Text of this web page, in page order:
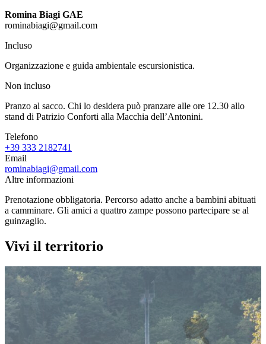
Romina Biagi GAE
rominabiagi@gmail.com
Incluso
Organizzazione e guida ambientale escursionistica.
Non incluso
Pranzo al sacco. Chi lo desidera può pranzare alle ore 12.30 allo
stand di Patrizio Conforti alla Macchia dell’Antonini.
Telefono
+39 333 2182741
Email
rominabiagi@gmail.com
Altre informazioni
Prenotazione obbligatoria. Percorso adatto anche a bambini abituati
a camminare. Gli amici a quattro zampe possono partecipare se al
guinzaglio.
Vivi il territorio